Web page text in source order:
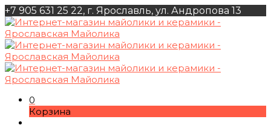
+7 905 631 25 22, г. Ярославль, ул. Андропова 13
0
Корзина